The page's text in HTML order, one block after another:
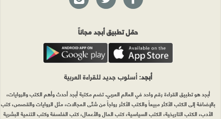
حمّل تطبيق أبجد مجاناً
أبجد: أسلوب جديد للقراءة العربية
أبجد هو تطبيق القراءة رقم واحد في العالم العربي. تضم مكتبة أبجد أحدث وأهم الكتب والروايات،
بالإضافة إلى الكتب الأكثر مبيعاً والكتب الأكثر رواجاً من شتّى المجالات، مثل الروايات والقصص، كتب
الأدب، الكتب التاريخية، الكتب السياسية، كتب المال والأعمال، كتب الفلسفة وكتب التنمية البشرية